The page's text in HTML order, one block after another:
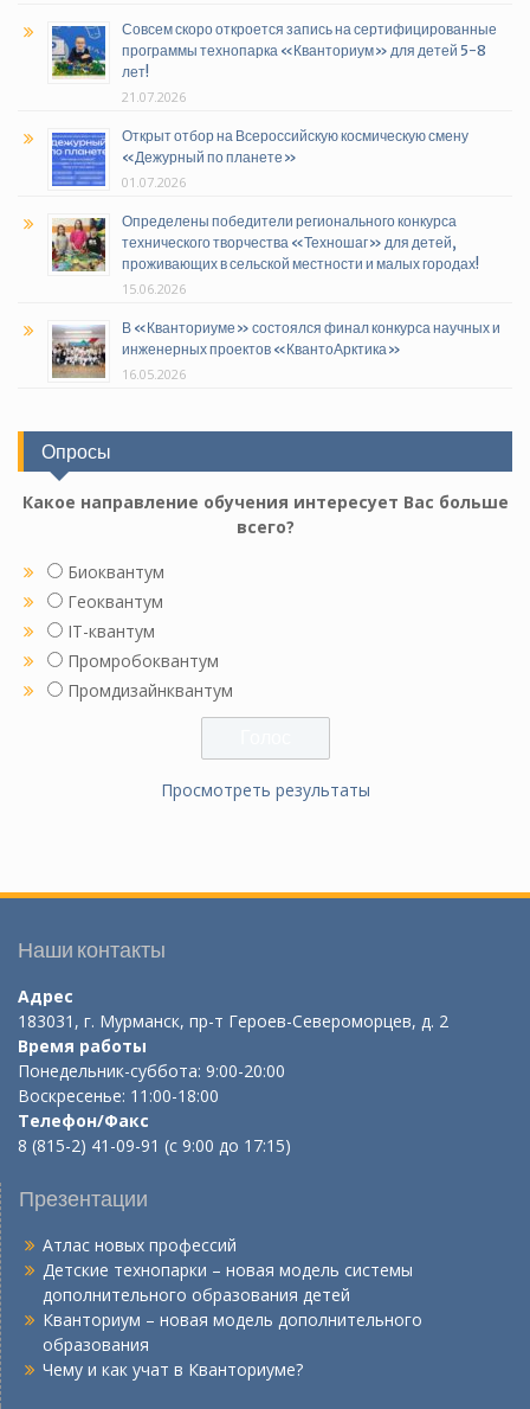
Совсем скоро откроется запись на сертифицированные
программы технопарка «Кванториум» для детей 5-8
лет!
21.07.2026
Открыт отбор на Всероссийскую космическую смену
«Дежурный по планете»
01.07.2026
Определены победители регионального конкурса
технического творчества «Техношаг» для детей,
проживающих в сельской местности и малых городах!
15.06.2026
В «Кванториуме» состоялся финал конкурса научных и
инженерных проектов «КвантоАрктика»
16.05.2026
Опросы
Какое направление обучения интересует Вас больше
всего?
Биоквантум
Геоквантум
IT-квантум
Промробоквантум
Промдизайнквантум
Просмотреть результаты
Наши контакты
Адрес
183031, г. Мурманск, пр-т Героев-Североморцев, д. 2
Время работы
Понедельник-суббота: 9:00-20:00
Воскресенье: 11:00-18:00
Телефон/Факс
8 (815-2) 41-09-91 (с 9:00 до 17:15)
Презентации
Атлас новых профессий
Детские технопарки – новая модель системы
дополнительного образования детей
Кванториум – новая модель дополнительного
образования
Чему и как учат в Кванториуме?